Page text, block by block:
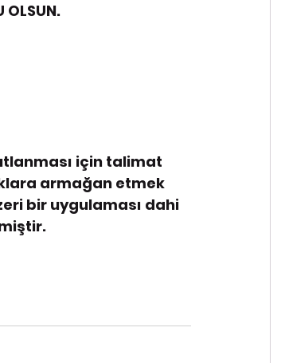
OLSUN.
için talimat
armağan etmek
bir uygulaması dahi